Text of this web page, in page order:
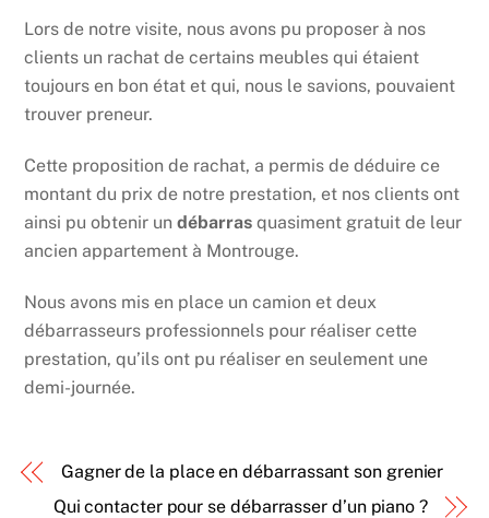
Lors de notre visite, nous avons pu proposer à nos
clients un rachat de certains meubles qui étaient
toujours en bon état et qui, nous le savions, pouvaient
trouver preneur.
Cette proposition de rachat, a permis de déduire ce
montant du prix de notre prestation, et nos clients ont
ainsi pu obtenir undébarras quasiment gratuit de leur
ancien appartement à Montrouge.
Nous avons mis en place un camion et deux
débarrasseurs professionnels pour réaliser cette
prestation, qu’ils ont pu réaliser en seulement une
demi-journée.
Gagner de la place en débarrassant son grenier
Qui contacter pour se débarrasser d’un piano ?